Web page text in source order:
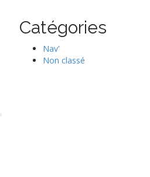
Catégories
Nav'
Non classé